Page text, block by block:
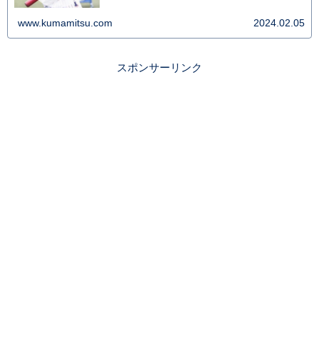
www.kumamitsu.com 2024.02.05
スポンサーリンク